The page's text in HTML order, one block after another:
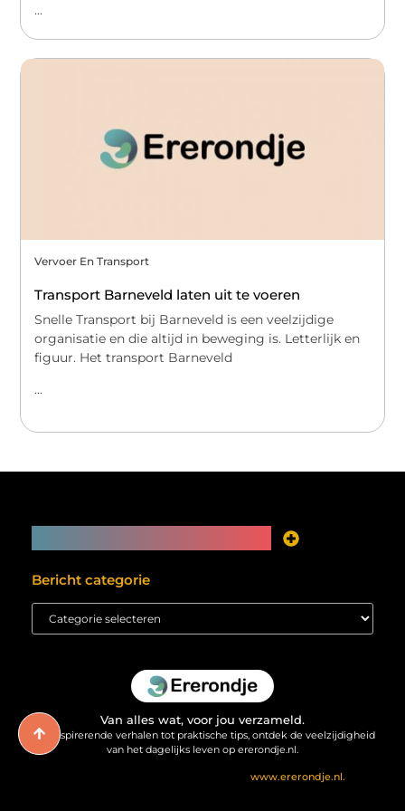
...
Vervoer En Transport
Transport Barneveld laten uit te voeren
Snelle Transport bij Barneveld is een veelzijdige
organisatie en die altijd in beweging is. Letterlijk en
figuur. Het transport Barneveld
...
Bericht categorie
Van alles wat, voor jou verzameld.
Van inspirerende verhalen tot praktische tips, ontdek de veelzijdigheid
van het dagelijks leven op ererondje.nl.
www.ererondje.nl.